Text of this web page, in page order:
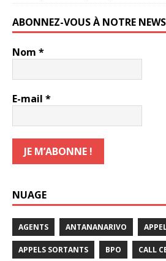
ABONNEZ-VOUS À NOTRE
Nom *
E-mail *
NUAGE
AGENTS ANTANANARIVO
APPELS SORTANTS BPO CALL